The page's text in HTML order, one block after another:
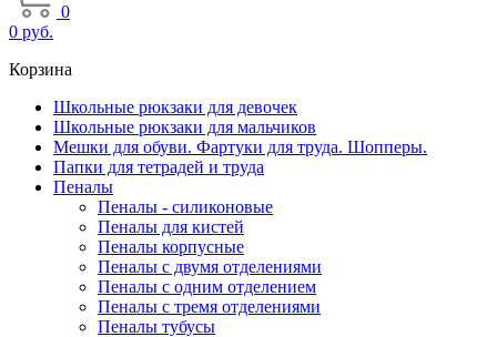
0
0 руб.
Корзина
Школьные рюкзаки для девочек
Школьные рюкзаки для мальчиков
Мешки для обуви. Фартуки для труда. Шопперы.
Папки для тетрадей и труда
Пеналы
Пеналы - силиконовые
Пеналы для кистей
Пеналы корпусные
Пеналы с двумя отделениями
Пеналы с одним отделением
Пеналы с тремя отделениями
Пеналы тубусы